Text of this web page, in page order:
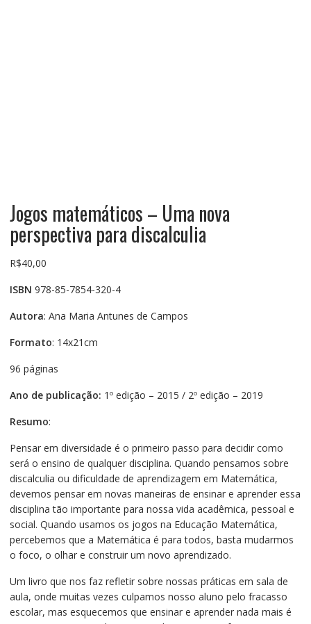
Jogos matemáticos – Uma nova
perspectiva para discalculia
R$40,00
ISBN 978-85-7854-320-4
Autora: Ana Maria Antunes de Campos
Formato: 14x21cm
96 páginas
Ano de publicação: 1º edição – 2015 / 2º edição – 2019
Resumo:
Pensar em diversidade é o primeiro passo para decidir como
será o ensino de qualquer disciplina. Quando pensamos sobre
discalculia ou dificuldade de aprendizagem em Matemática,
devemos pensar em novas maneiras de ensinar e aprender essa
disciplina tão importante para nossa vida acadêmica, pessoal e
social. Quando usamos os jogos na Educação Matemática,
percebemos que a Matemática é para todos, basta mudarmos
o foco, o olhar e construir um novo aprendizado.
Um livro que nos faz refletir sobre nossas práticas em sala de
aula, onde muitas vezes culpamos nosso aluno pelo fracasso
escolar, mas esquecemos que ensinar e aprender nada mais é